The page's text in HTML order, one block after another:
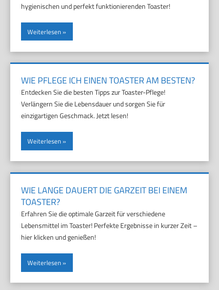
hygienischen und perfekt funktionierenden Toaster!
Weiterlesen
WIE PFLEGE ICH EINEN TOASTER AM BESTEN?
Entdecken Sie die besten Tipps zur Toaster-Pflege!
Verlängern Sie die Lebensdauer und sorgen Sie für
einzigartigen Geschmack. Jetzt lesen!
Weiterlesen
WIE LANGE DAUERT DIE GARZEIT BEI EINEM
TOASTER?
Erfahren Sie die optimale Garzeit für verschiedene
Lebensmittel im Toaster! Perfekte Ergebnisse in kurzer Zeit –
hier klicken und genießen!
Weiterlesen